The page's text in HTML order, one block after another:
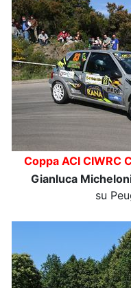
Coppa ACI CIWRC
Gianluca
su